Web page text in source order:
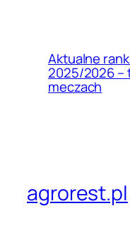
Aktualne
2025/2026 –
meczach
agrorest.pl